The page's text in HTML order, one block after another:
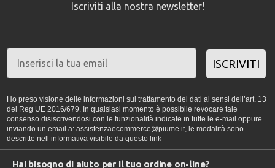
Iscriviti alla nostra newsletter!
ISCRIVITI
Ho preso visione delle informazioni sul trattamento dei dati ai sensi dell’art. 13
del Reg UE 2016/679. In qualsiasi momento è possibile revocare tale
consenso disiscrivendosi con le funzionalità indicate in tutte le e-mail oppure
inviando un email a: assistenzaecommerce@piume.it, le modalità sono
descritte nell’informativa visibile da questo link
Hai bisogno di aiuto per il tuo ordine on-line?